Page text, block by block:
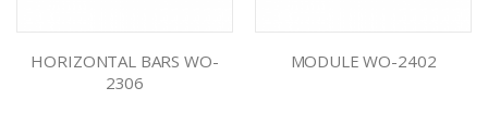
HORIZONTAL BARS WO-
2306
MODULE WO-2402